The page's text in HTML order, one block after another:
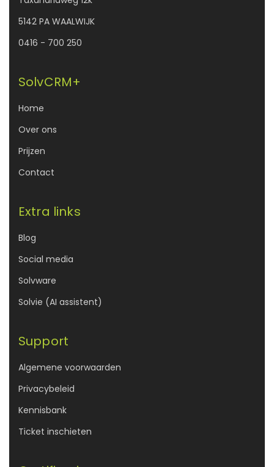
5142 PA WAALWIJK
0416 - 700 250
SolvCRM+
Home
Over ons
Prijzen
Contact
Extra links
Blog
Social media
Solvware
Solvie (AI assistent)
Support
Algemene voorwaarden
Privacybeleid
Kennisbank
Ticket inschieten